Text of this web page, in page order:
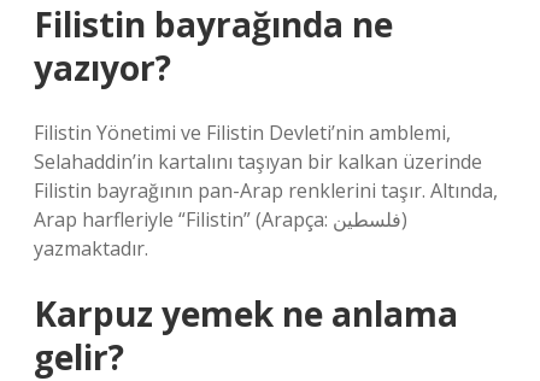
Filistin bayrağında ne
yazıyor?
Filistin Yönetimi ve Filistin Devleti’nin amblemi,
Selahaddin’in kartalını taşıyan bir kalkan üzerinde
Filistin bayrağının pan-Arap renklerini taşır. Altında,
Arap harfleriyle “Filistin” (Arapça: فلسطين)
yazmaktadır.
Karpuz yemek ne anlama
gelir?